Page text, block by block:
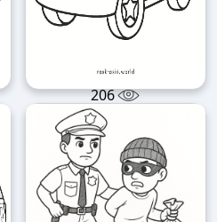
206
«Полицейская машина»